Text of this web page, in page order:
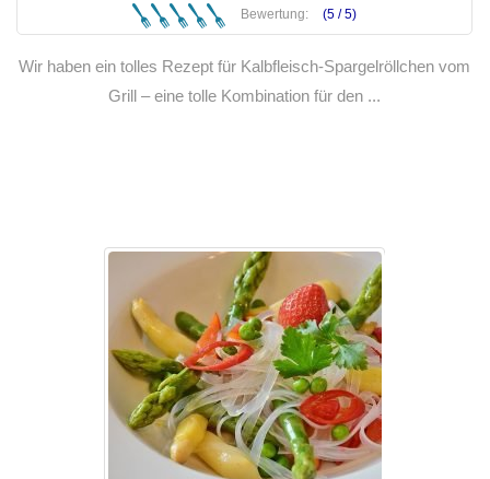
Bewertung: (5 /5)
Wir haben ein tolles Rezept für Kalbfleisch-Spargelröllchen vom
Grill – eine tolle Kombination für den ...